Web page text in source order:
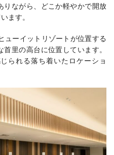
りながら、どこか軽やかで開放
ます。
ューイットリゾートが位置する
里の高台に位置しています。
られる落ち着いたロケーショ